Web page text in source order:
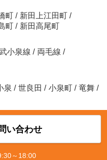
町 / 新田上江田町 /
町 / 新田高尾町
小泉線 / 両毛線 /
泉 / 世良田 / 小泉町 / 竜舞 /
い合わせ
～18:00